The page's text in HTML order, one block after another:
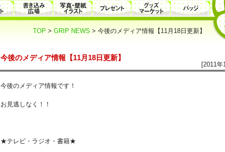
TOP > GRIP NEWS > 今後のメディア情報【11月18日更新】
今後のメディア情報【11月18日更新】
[2011年
今後のメディア情報です！
お見逃しなく！！
★テレビ・ラジオ・書籍★